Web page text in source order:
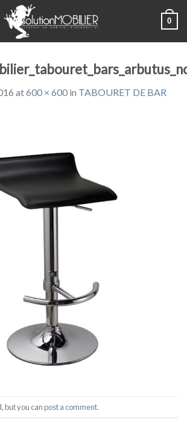
0
at600 × 600 in TABOURET DE BAR
but you canpost a comment.